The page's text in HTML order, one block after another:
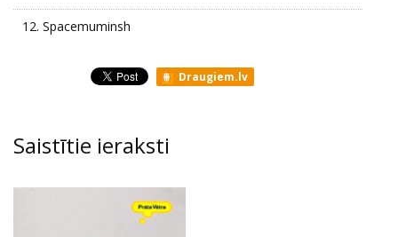
12. Spacemuminsh
Draugiem.lv
Saistītie ieraksti